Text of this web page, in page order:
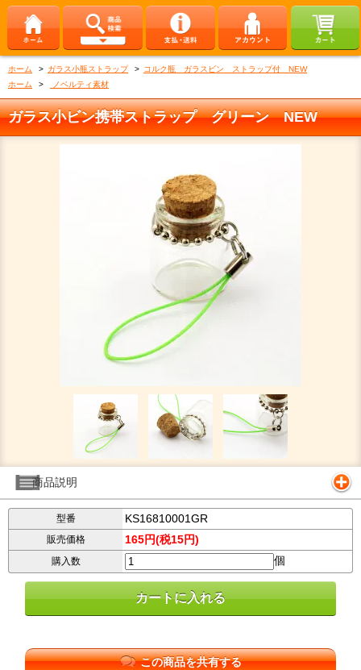
ホーム > ガラス小瓶ストラップ > コルク瓶 ガラスビン ストラップ付 NEW
ホーム
> ノベルティ素材
ガラス小ビン携帯ストラップ グリーン NEW
商品説明
型番 KS16810001GR
販売価格 165円(税15円)
購入数 個
この商品を共有する